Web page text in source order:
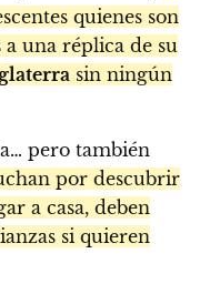
quienes son
una réplica de su
sin ningún
pero también
por descubrir
a casa, deben
si quieren